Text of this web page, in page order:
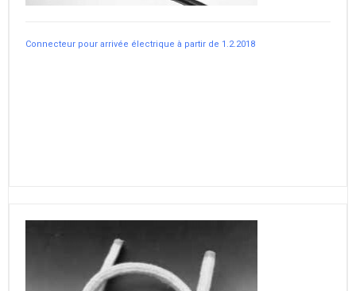
Connecteur pour arrivée électrique à partir de 1.2.2018